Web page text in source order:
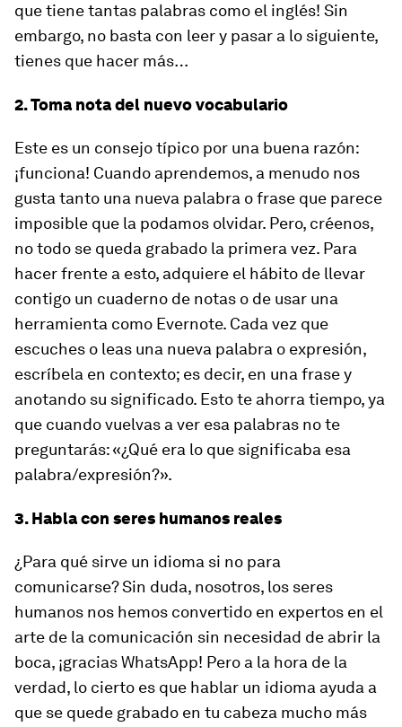
que tiene tantas palabras como el inglés! Sin
embargo, no basta con leer y pasar a lo siguiente,
tienes que hacer más…
2. Toma nota del nuevo vocabulario
Este es un consejo típico por una buena razón:
¡funciona! Cuando aprendemos, a menudo nos
gusta tanto una nueva palabra o frase que parece
imposible que la podamos olvidar. Pero, créenos,
no todo se queda grabado la primera vez. Para
hacer frente a esto, adquiere el hábito de llevar
contigo un cuaderno de notas o de usar una
herramienta como Evernote. Cada vez que
escuches o leas una nueva palabra o expresión,
escríbela en contexto; es decir, en una frase y
anotando su significado. Esto te ahorra tiempo, ya
que cuando vuelvas a ver esa palabras no te
preguntarás: «¿Qué era lo que significaba esa
palabra/expresión?».
3. Habla con seres humanos reales
¿Para qué sirve un idioma si no para
comunicarse? Sin duda, nosotros, los seres
humanos nos hemos convertido en expertos en el
arte de la comunicación sin necesidad de abrir la
boca, ¡gracias WhatsApp! Pero a la hora de la
verdad, lo cierto es que hablar un idioma ayuda a
que se quede grabado en tu cabeza mucho más